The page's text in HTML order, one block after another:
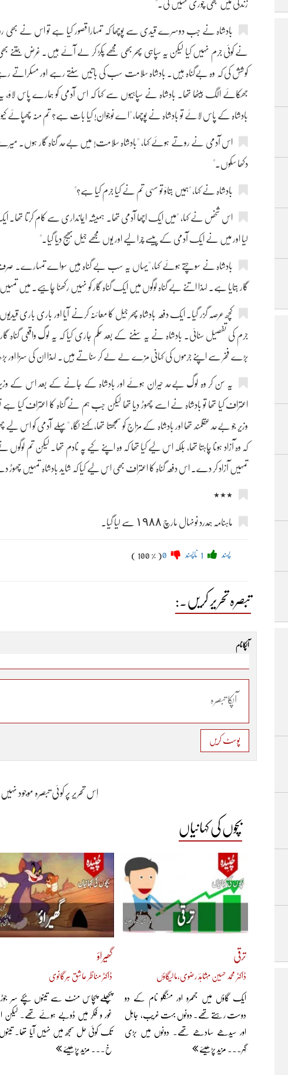
زندگی میں کبھی چوری نہیں کی۔"
بادشاہ نے جب دوسرے قیدی سے پوچھا کہ تمہارا قصور کیا ہے تو اس نے بھی
نے کوئی جرم نہیں کیا لیکن یہ سپاہی پھر بھی مجھے پکڑ کر لے آئے ہیں۔ غرض
کوشش کی کہ وہ بےگناہ ہیں۔ بادشاہ سلامت سب کی باتیں سنتے رہے اور مسکراتے
جھکائے الگ بیٹھا تھا۔ بادشاہ نے سپاہیوں سے کہا کہ اس آدمی کو ہمارے پاس
بادشاہ کے پاس لائے تو بادشاہ نے پوچھا، "اے نوجوان! کیا بات ہے؟ تم منہ چھپائے
اس آدمی نے روتے ہوئے کہا، "بادشاہ سلامت! میں بےحد گناہ گار ہوں۔ میرے
دکھا سکوں۔"
بادشاہ نے کہا، "ہمیں بتاؤ تو سہی تم نے کیا جرم کیا ہے؟"
اس شخص نے کہا، "میں ایک اچھا آدمی تھا۔ ہمیشہ ایمانداری سے کام کرتا
لیا اور میں نے ایک آدمی کے پیسے چرا لیے اور یوں مجھے جیل بھیج دیا گیا۔"
بادشاہ نے سوچتے ہوئے کہا، "یہاں یہ سب بے گناہ ہیں سواے تمہارے۔
گار بتایا ہے۔ لہذا اتنے بے گناہ لوگوں میں ایک گناہ گار کو نہیں رکھنا چاہیے۔ میں
کچھ عرصہ گزر گیا۔ ایک دفعہ بادشاہ پھر جیل کا معائنہ کرنے آیا اور باری باری
جرم کی تفصیل سنائی۔ بادشاہ نے یہ سننے کے بعد حکم جاری کیا کہ یہ لوگ واقعی
بڑے فخر سے اپنے جرموں کی کہانی مزے لے لے کر سناتے ہیں۔ لہذا ان کی سزا اور
یہ سن کر وہ لوگ بےحد حیران ہوئے اور بادشاہ کے جانے کے بعد اس کے
اعتراف کیا تھا تو بادشاہ نے اسے چھوڑ دیا تھا لیکن جب ہم نے گناہ کا اعتراف کیا
وزیر جو بےحد عقلمند تھا اور بادشاہ کے مزاج کو سمجھتا تھا، کہنے لگا، "پہلے آدمی کو اس
کہ وہ آزاد ہونا چاہتا تھا، بلکہ اس لیے کیا تھا کہ وہ اپنے کیے پہ نادم تھا۔ لیکن تم لوگوں
تمہیں آزاد کر دے۔ اس دفعہ گناہ کا اعتراف بھی اس لیے کیا کہ شاید بادشاہ تمہیں
٭٭٭
ماہنامہ ہمدرد نونہال مارچ ١٩٨٨ سے لیا گیا۔
پسند ناپسند ( 100 % )
تبصرہ تحریر کریں۔:
آپکا نام
پوسٹ کریں
اِس تحریر پر کوئی تبصرہ موجود نہیں۔
بچوں کی کہانیاں
ترقی
ڈاکٹر محمد حسین مُشاہدؔ رضوی،مالیگاؤں
ایک گاؤں میں جھمرو اور منگلو نام کے دو
دوست رہتے تھے۔ دونوں بہت غریب، جاہل
اور سیدھے سادھے تھے۔ دونوں میں بڑی
گہر... مزید پڑھیئے
گھیراؤ
ڈاکٹر مناظر عاشق ہرگانوی
پچھلے پچاس منٹ سے تینوں بچے سر
غور و فکر میں ڈوبے ہوئے تھے۔ لیکن
تک کوئی حل سمجھ میں نہیں آیا تھا۔
خ... مزید پڑھیئے